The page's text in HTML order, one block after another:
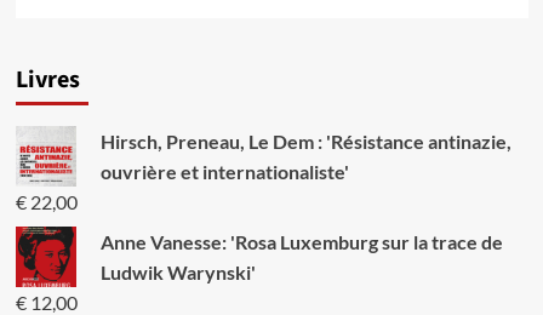
l’intervention
militaire
Livres
Hirsch, Preneau, Le Dem : 'Résistance antinazie,
ouvrière et internationaliste'
€22,00
Anne Vanesse: 'Rosa Luxemburg sur la trace de
Ludwik Warynski'
€12,00